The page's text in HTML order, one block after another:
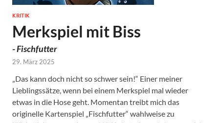
KRITIK
Merkspiel mit Biss
-Fischfutter
29. März 2025
„Das kann doch nicht so schwer sein!“ Einer meiner
Lieblingssätze, wenn bei einem Merkspiel mal wieder
etwas in die Hose geht. Momentan treibt mich das
originelle Kartenspiel „Fischfutter“ wahlweise zu